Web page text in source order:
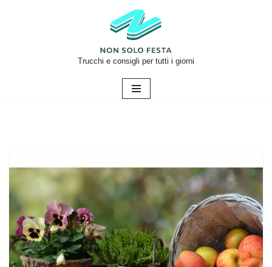
Trucchi e consigli per tutti i giorni